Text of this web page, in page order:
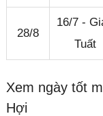
28/8
16/7 -
Tuất
Xem ngày tốt
Hợi